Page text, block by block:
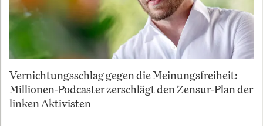
Vernichtungsschlag gegen die Meinungsfreiheit:
Millionen-Podcaster zerschlägt den Zensur-Plan der
linken Aktivisten